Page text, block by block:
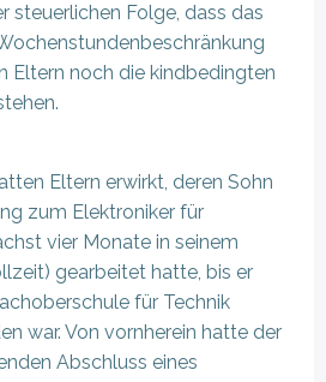
steuerlichen Folge, dass das
Eltern noch die kindbedingten
Eltern erwirkt, deren Sohn
zum Elektroniker für
vier Monate in seinem
gearbeitet hatte, bis er
für Technik
war. Von vornherein hatte der
Abschluss eines